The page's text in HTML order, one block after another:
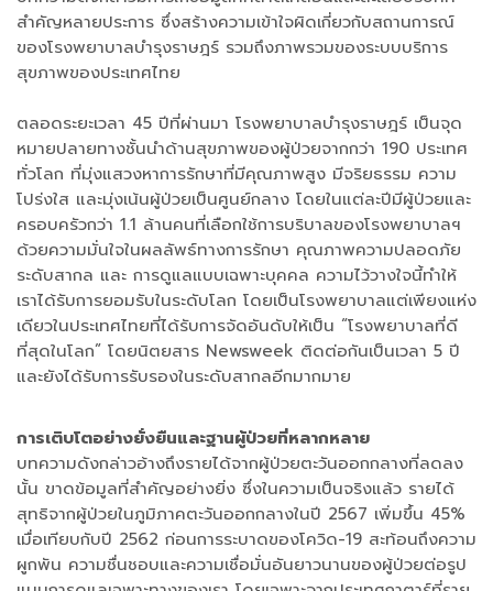
สำคัญหลายประการ ซึ่งสร้างความเข้าใจผิดเกี่ยวกับสถานการณ์
ของโรงพยาบาลบำรุงราษฎร์ รวมถึงภาพรวมของระบบบริการ
สุขภาพของประเทศไทย
ตลอดระยะเวลา 45 ปีที่ผ่านมา โรงพยาบาลบำรุงราษฎร์ เป็นจุด
หมายปลายทางชั้นนำด้านสุขภาพของผู้ป่วยจากกว่า 190 ประเทศ
ทั่วโลก ที่มุ่งแสวงหาการรักษาที่มีคุณภาพสูง มีจริยธรรม ความ
โปร่งใส และมุ่งเน้นผู้ป่วยเป็นศูนย์กลาง โดยในแต่ละปีมีผู้ป่วยและ
ครอบครัวกว่า 1.1 ล้านคนที่เลือกใช้การบริบาลของโรงพยาบาลฯ
ด้วยความมั่นใจในผลลัพธ์ทางการรักษา คุณภาพความปลอดภัย
ระดับสากล และ การดูแลแบบเฉพาะบุคคล ความไว้วางใจนี้ทำให้
เราได้รับการยอมรับในระดับโลก โดยเป็นโรงพยาบาลแต่เพียงแห่ง
เดียวในประเทศไทยที่ได้รับการจัดอันดับให้เป็น “โรงพยาบาลที่ดี
ที่สุดในโลก” โดยนิตยสาร Newsweek ติดต่อกันเป็นเวลา 5 ปี
และยังได้รับการรับรองในระดับสากลอีกมากมาย
การเติบโตอย่างยั่งยืนและฐานผู้ป่วยที่หลากหลาย
บทความดังกล่าวอ้างถึงรายได้จากผู้ป่วยตะวันออกกลางที่ลดลง
นั้น ขาดข้อมูลที่สำคัญอย่างยิ่ง ซึ่งในความเป็นจริงแล้ว รายได้
สุทธิจากผู้ป่วยในภูมิภาคตะวันออกกลางในปี 2567 เพิ่มขึ้น 45%
เมื่อเทียบกับปี 2562 ก่อนการระบาดของโควิด-19 สะท้อนถึงความ
ผูกพัน ความชื่นชอบและความเชื่อมั่นอันยาวนานของผู้ป่วยต่อรูป